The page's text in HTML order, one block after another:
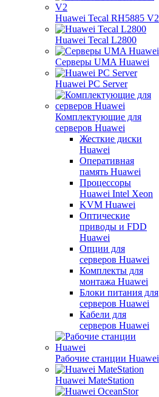
Huawei Tecal RH5885 V2
Huawei Tecal L2800
Серверы UMA Huawei
Huawei PC Server
Комплектующие для
серверов Huawei
Жесткие диски
Huawei
Оперативная
память Huawei
Процессоры
Huawei Intel Xeon
KVM Huawei
Оптические
приводы и FDD
Huawei
Опции для
серверов Huawei
Комплекты для
монтажа Huawei
Блоки питания для
серверов Huawei
Кабели для
серверов Huawei
Рабочие станции Huawei
Huawei MateStation